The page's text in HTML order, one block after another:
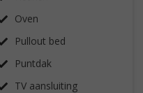
Oven
Pullout bed
Puntdak
TV aansluiting